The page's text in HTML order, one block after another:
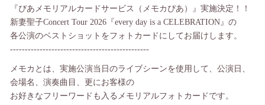
『ぴあメモリアルカードサービス（メモカぴあ）』実施決定！！
新妻聖子Concert Tour 2026『every day is a CELEBRATION』の
各公演のベストショットをフォトカードにしてお届けします。
-----------------------------------------------
メモカとは、実施公演当日のライブシーンを使用して、公演日、
会場名、演奏曲目、更にお客様の
お好きなフリーワードも入るメモリアルフォトカードです。